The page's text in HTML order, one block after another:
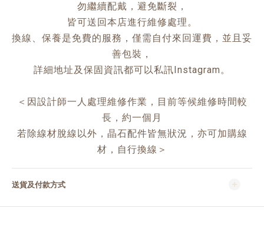
勿繼續配戴，避免斷裂，
皆可送回本店進行維修處理。
換線、保養是免費的服務，僅需自付來回運費，並且妥
善包裝，
詳細地址及保固資訊都可以私訊Instagram。
＜因設計師一人處理維修作業，目前等候維修時間較
長，約一個月
若除線材脫線以外，晶石配件皆無狀況，亦可加購線
材，自行換線＞
送貨及付款方式